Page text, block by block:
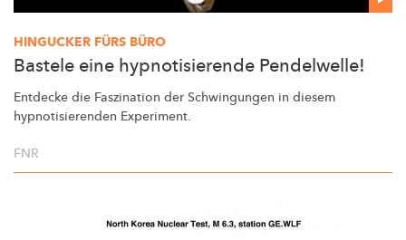
HINGUCKER FÜRS BÜRO
Bastele eine hypnotisierende Pendelwelle!
Entdecke die Faszination der Schwingungen in diesem
hypnotisierenden Experiment.
FNR